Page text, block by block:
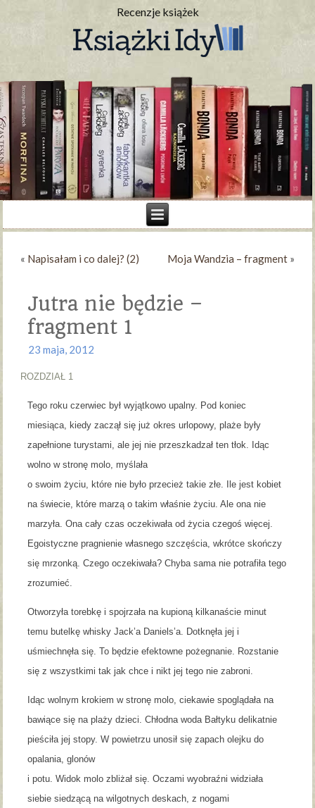
Recenzje książek
« Napisałam i co dalej? (2) Moja Wandzia – fragment»
Jutra nie będzie –
fragment 1
23 maja, 2012
ROZDZIAŁ 1
Tego roku czerwiec był wyjątkowo upalny. Pod koniec
miesiąca, kiedy zaczął się już okres urlopowy, plaże były
zapełnione turystami, ale jej nie przeszkadzał ten tłok. Idąc
wolno w stronę molo, myślała
o swoim życiu, które nie było przecież takie złe. Ile jest kobiet
na świecie, które marzą o takim właśnie życiu. Ale ona nie
marzyła. Ona cały czas oczekiwała od życia czegoś więcej.
Egoistyczne pragnienie własnego szczęścia, wkrótce skończy
się mrzonką. Czego oczekiwała? Chyba sama nie potrafiła tego
zrozumieć.
Otworzyła torebkę i spojrzała na kupioną kilkanaście minut
temu butelkę whisky Jack’a Daniels’a. Dotknęła jej i
uśmiechnęła się. To będzie efektowne pożegnanie. Rozstanie
się z wszystkimi tak jak chce i nikt jej tego nie zabroni.
Idąc wolnym krokiem w stronę molo, ciekawie spoglądała na
bawiące się na plaży dzieci. Chłodna woda Bałtyku delikatnie
pieściła jej stopy. W powietrzu unosił się zapach olejku do
opalania, glonów
i potu. Widok molo zbliżał się. Oczami wyobraźni widziała
siebie siedzącą na wilgotnych deskach, z nogami